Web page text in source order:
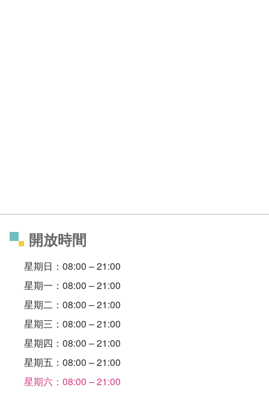
開放時間
星期日：08:00 – 21:00
星期一：08:00 – 21:00
星期二：08:00 – 21:00
星期三：08:00 – 21:00
星期四：08:00 – 21:00
星期五：08:00 – 21:00
星期六：08:00 – 21:00